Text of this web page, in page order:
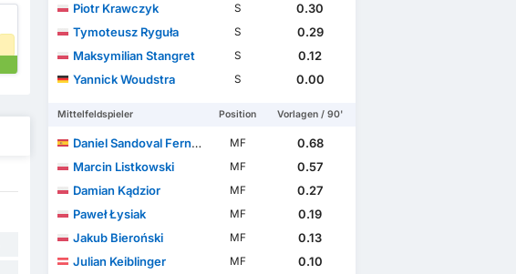
Piotr Krawczyk
S
0.30
Tymoteusz Ryguła
S
0.29
Maksymilian Stangret
S
0.12
Yannick Woudstra
S 0.00
Mittelfeldspieler Position Vorlagen / 90'
Daniel Sandoval Fernández MF
0.68
Marcin Listkowski
MF
0.57
Damian Kądzior
MF
0.27
Paweł Łysiak
MF
0.19
Jakub Bieroński
MF
0.13
Julian Keiblinger
MF
0.10